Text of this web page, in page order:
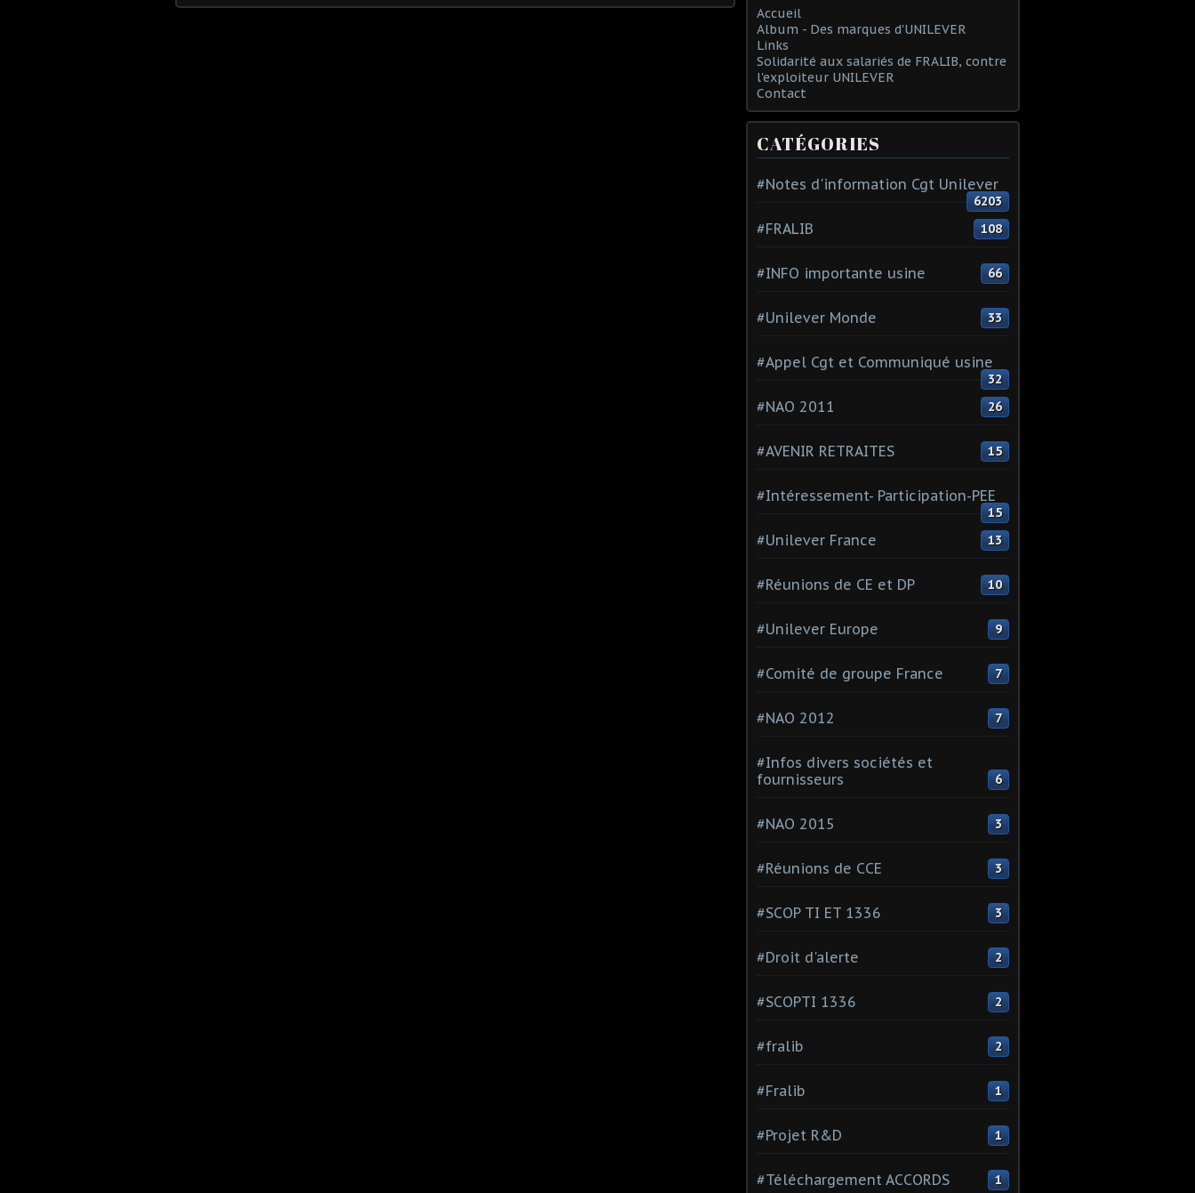
Accueil
Album - Des marques d'UNILEVER
Links
Solidarité aux salariés de FRALIB, contre
l'exploiteur UNILEVER
Contact
CATÉGORIES
#Notes d'information Cgt Unilever
6203
#FRALIB 108
#INFO importante usine 66
#Unilever Monde 33
#Appel Cgt et Communiqué usine
32
#NAO 2011 26
#AVENIR RETRAITES 15
#Intéressement- Participation-PEE
15
#Unilever France 13
#Réunions de CE et DP 10
#Unilever Europe 9
#Comité de groupe France 7
#NAO 2012 7
#Infos divers sociétés et
fournisseurs
6
#NAO 2015 3
#Réunions de CCE 3
#SCOP TI ET 1336 3
#Droit d'alerte 2
#SCOPTI 1336 2
#fralib 2
#Fralib 1
#Projet R&D 1
#Téléchargement ACCORDS 1